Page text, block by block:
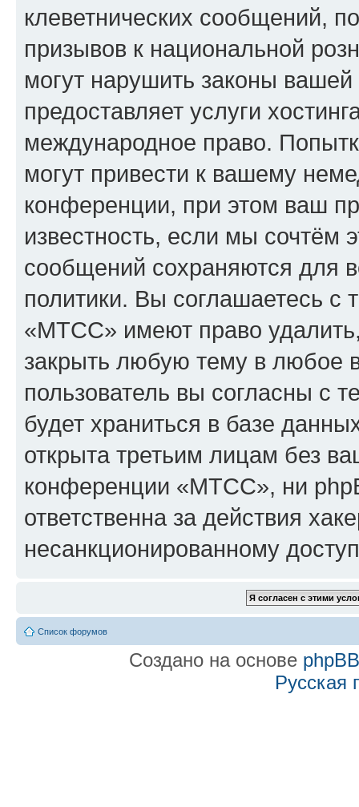
клеветнических сообщений,
призывов к национальной
могут нарушить законы
предоставляет услуги
международное право.
могут привести к вашему
конференции, при этом ваш
известность, если мы сочтём
сообщений сохраняются для
политики. Вы соглашаетесь
«МТСС» имеют право удалить,
закрыть любую тему в любое
пользователь вы согласны с
будет храниться в базе
открыта третьим лицам без
конференции «МТСС», ни
ответственна за действия
несанкционированному
Список форумов
Создано на основе phpBB
Русская